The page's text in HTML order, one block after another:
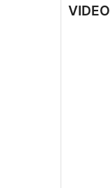
VIDEO